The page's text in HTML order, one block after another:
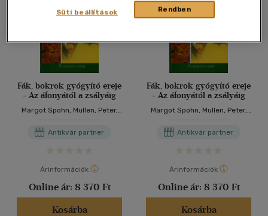
Fák, bokrok gyógyító ereje
- Az áfonyától a zsályáig
Margot Spohn, Mullen, Peter,
Antikvár partner
Árinformációk
Online ár: 8 370 Ft
Kosárba
Fák, bokrok gyógyító ereje
- Az áfonyától a zsályáig
Margot Spohn, Mullen, Peter,
Antikvár partner
Árinformációk
Online ár: 8 370 Ft
Kosárba
Rendben
Süti beállítások